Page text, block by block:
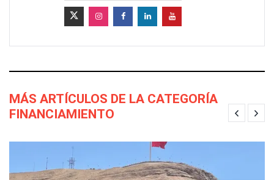
MÁS ARTÍCULOS DE LA CATEGORÍA
FINANCIAMIENTO